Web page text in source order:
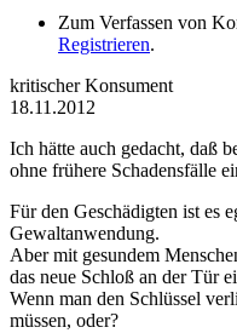
Zum Verfassen von
Registrieren.
kritischer Konsument
18.11.2012
Ich hätte auch gedacht, daß
ohne frühere Schadensfälle
Für den Geschädigten ist es
Gewaltanwendung.
Aber mit gesundem
das neue Schloß an der Tür
Wenn man den Schlüssel
müssen, oder?